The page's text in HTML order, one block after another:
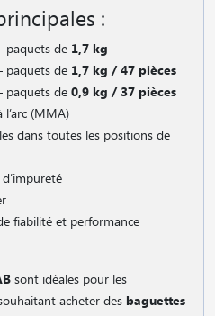
:
de 1,7 kg
de 1,7 kg / 47 pièces
de 0,9 kg / 37 pièces
(MMA)
dans toutes les positions de
fiabilité et performance
sont idéales pour les
acheter des baguettes